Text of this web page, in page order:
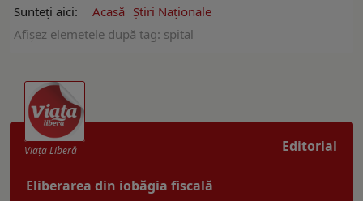
Sunteți aici: Acasă Ştiri Naţionale
Afişez elemetele după tag: spital
Editorial
Viaţa Liberă
Eliberarea din iobăgia fiscală